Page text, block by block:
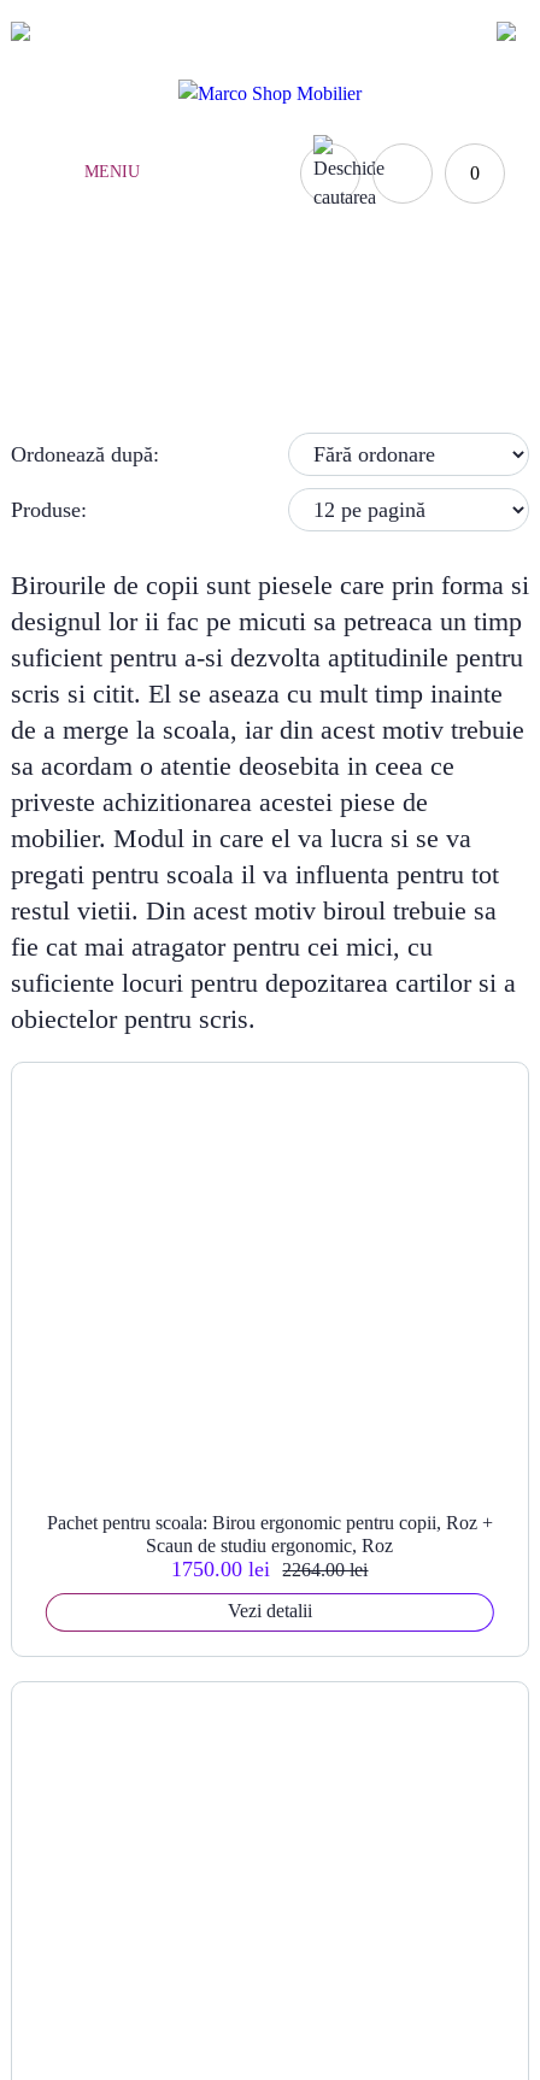
MENIU 0
Ordonează după:
Produse:
Birourile de copii sunt piesele care prin forma si
designul lor ii fac pe micuti sa petreaca un timp
suficient pentru a-si dezvolta aptitudinile pentru
scris si citit. El se aseaza cu mult timp inainte
de a merge la scoala, iar din acest motiv trebuie
sa acordam o atentie deosebita in ceea ce
priveste achizitionarea acestei piese de
mobilier. Modul in care el va lucra si se va
pregati pentru scoala il va influenta pentru tot
restul vietii. Din acest motiv biroul trebuie sa
fie cat mai atragator pentru cei mici, cu
suficiente locuri pentru depozitarea cartilor si a
obiectelor pentru scris.
Pachet pentru scoala: Birou ergonomic pentru copii, Roz +
Scaun de studiu ergonomic, Roz
2264.00 lei
1750.00 lei
Vezi detalii